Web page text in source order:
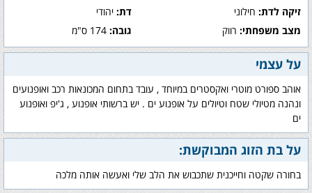
זיקה לדת: חילוני דת:יהודי
מצב משפחתי: רווק גובה:174 ס"מ
על עצמי
אוהב ספורט מוטרי ואקסטרים במיוחד , עובד בתחום המכונאות רכב ואופנועים
ונהנה מטיולי שטח וטיולים על אופנוע ים . יש ברשותי אופנוע , ג'יפ ואופנוע
ים
על בת הזוג המבוקשת:
בחורה שקטה וחייכנית שתכבוש את הלב שלי ואעשה אותה מלכה